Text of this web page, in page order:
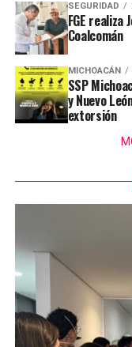
SEGURIDAD
FGE realiza
Coalcomán
MICHOACÁN
SSP
y Nuevo
extorsión